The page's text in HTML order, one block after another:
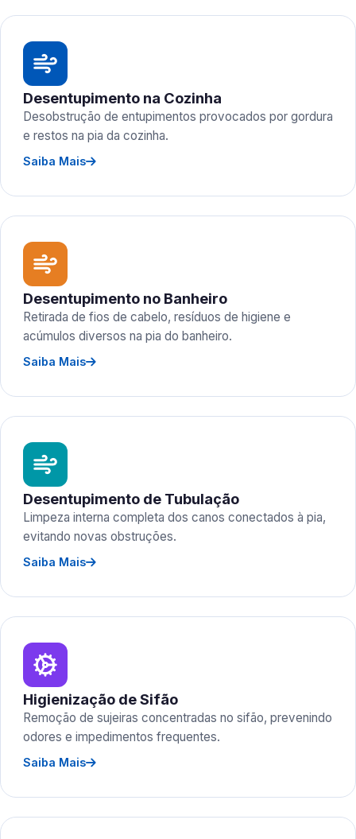
Desentupimento na Cozinha
Desobstrução de entupimentos provocados por gordura
e restos na pia da cozinha.
Saiba Mais
Desentupimento no Banheiro
Retirada de fios de cabelo, resíduos de higiene e
acúmulos diversos na pia do banheiro.
Saiba Mais
Desentupimento de Tubulação
Limpeza interna completa dos canos conectados à pia,
evitando novas obstruções.
Saiba Mais
Higienização de Sifão
Remoção de sujeiras concentradas no sifão, prevenindo
odores e impedimentos frequentes.
Saiba Mais